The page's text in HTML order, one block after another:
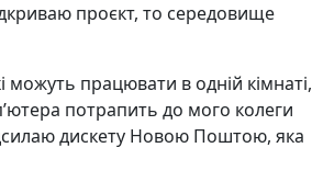
проєкт, то середовище
працювати в одній кімнаті,
потрапить до мого колеги
дискету Новою Поштою, яка